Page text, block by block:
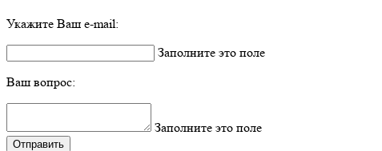
Укажите Ваш e-mail:
Заполните это поле
Ваш вопрос:
Заполните это поле